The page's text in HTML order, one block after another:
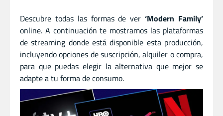
Descubre todas las formas de ver‘Modern Family’
online. A continuación te mostramos las plataformas
de streaming donde está disponible esta producción,
incluyendo opciones de suscripción, alquiler o compra,
para que puedas elegir la alternativa que mejor se
adapte a tu forma de consumo.